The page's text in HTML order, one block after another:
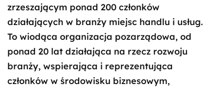
zrzeszającym ponad 200 członków
działających w branży miejsc handlu i usług.
To wiodąca organizacja pozarządowa, od
ponad 20 lat działająca na rzecz rozwoju
branży, wspierająca i reprezentująca
członków w środowisku biznesowym,